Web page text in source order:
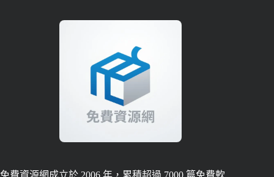
免費資源網成立於 2006 年，累積超過 7000 篇免費軟